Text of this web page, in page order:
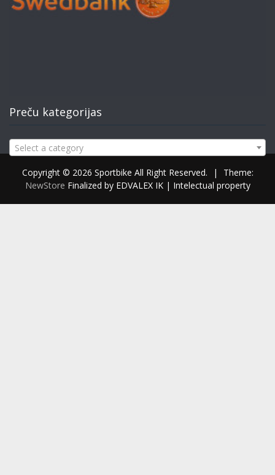
Preču kategorijas
Select a category
Copyright © 2026 Sportbike All Right Reserved. |
Theme:
NewStore Finalized by EDVALEX IK | Intelectual property